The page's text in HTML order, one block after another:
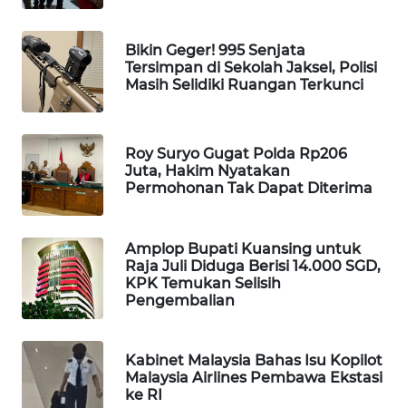
Bikin Geger! 995 Senjata
Tersimpan di Sekolah Jaksel, Polisi
Masih Selidiki Ruangan Terkunci
Roy Suryo Gugat Polda Rp206
Juta, Hakim Nyatakan
Permohonan Tak Dapat Diterima
Amplop Bupati Kuansing untuk
Raja Juli Diduga Berisi 14.000 SGD,
KPK Temukan Selisih
Pengembalian
Kabinet Malaysia Bahas Isu Kopilot
Malaysia Airlines Pembawa Ekstasi
ke RI
WAHANA
DESA
WISATA
LAPAK
WAHANA
Wahana
Network
KONSUMEN
LISTRIK
MASYARAKAT
WALINKI
ID